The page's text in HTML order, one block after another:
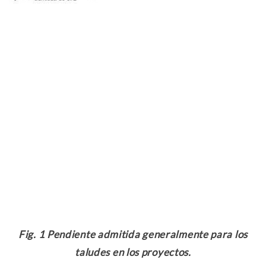
Fig. 1 Pendiente admitida generalmente para los
taludes en los proyectos.